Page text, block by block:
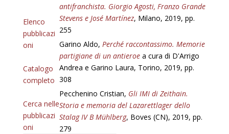
Elenco
pubblicazi
oni
Catalogo
completo
Cerca nelle
pubblicazi
oni
antifranchista. Giorgio Agosti, Franzo Grande
Stevens e José Martínez, Milano, 2019, pp.
255
Garino Aldo,Perché raccontassimo. Memorie
partigiane di un antieroe a cura di D'Arrigo
Andrea e Garino Laura, Torino, 2019, pp.
308
Pecchenino Cristian, Gli IMI di Zeithain.
Storia e memoria del Lazarettlager dello
Stalag IV B Mühlberg, Boves (CN), 2019, pp.
279